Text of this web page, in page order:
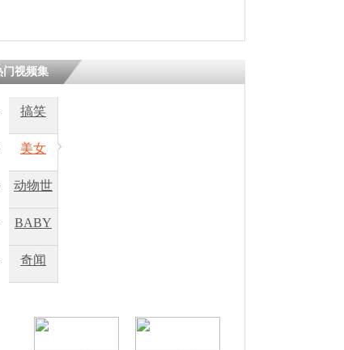
门视频集
搞笑
美女
动物世
BABY
秀
奇闻